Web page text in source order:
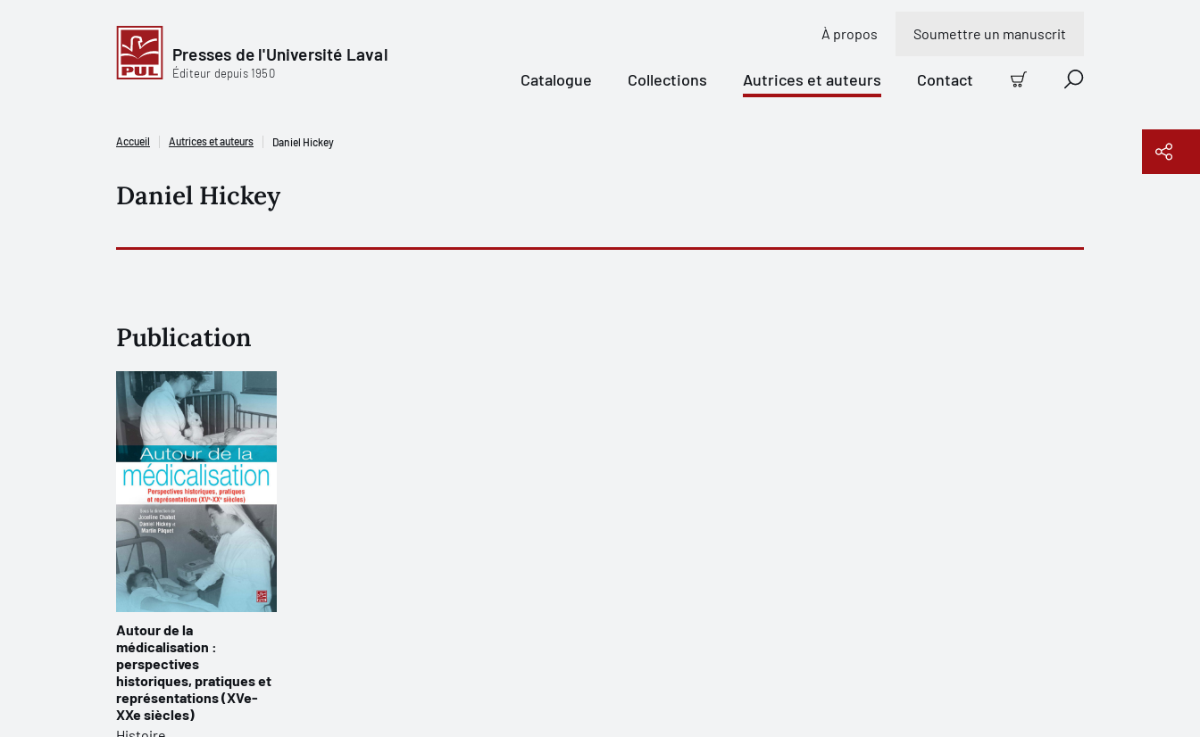
Presses de l'Université Laval
Éditeur depuis 1950
À propos Soumettre un manuscrit
Catalogue Collections Autrices et auteurs Contact
Panier Recherche
Accueil Autrices et auteurs Daniel Hickey
Daniel Hickey
Publication
Autour de la
médicalisation :
perspectives
historiques, pratiques et
représentations (XVe-
XXe siècles)